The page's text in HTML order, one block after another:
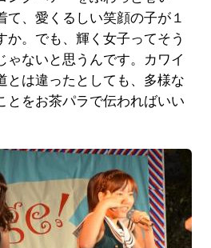
て、愛くるしい笑顔の子が１
か。でも、輝く女子ってそう
ゃないと思うんです。カワイ
とは違ったとしても、多様な
とをお茶パラで伝わればいい